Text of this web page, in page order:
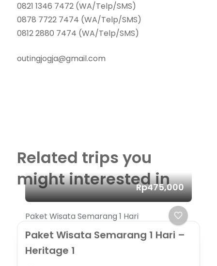
0821 1346 7472 (WA/Telp/SMS)
0878 7722 7474 (WA/Telp/SMS)
0812 2880 7474 (WA/Telp/SMS)
outingjogja@gmail.com
Related trips you
might interested in
Rp475,000
Paket Wisata Semarang 1 Hari
Paket Wisata Semarang 1 Hari –
Heritage 1